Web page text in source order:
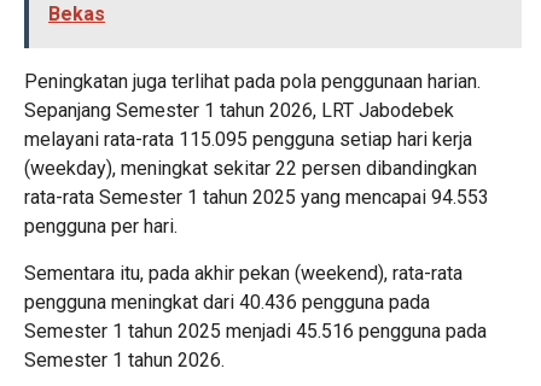
Bekas
Peningkatan juga terlihat pada pola penggunaan harian.
Sepanjang Semester 1 tahun 2026, LRT Jabodebek
melayani rata-rata 115.095 pengguna setiap hari kerja
(weekday), meningkat sekitar 22 persen dibandingkan
rata-rata Semester 1 tahun 2025 yang mencapai 94.553
pengguna per hari.
Sementara itu, pada akhir pekan (weekend), rata-rata
pengguna meningkat dari 40.436 pengguna pada
Semester 1 tahun 2025 menjadi 45.516 pengguna pada
Semester 1 tahun 2026.